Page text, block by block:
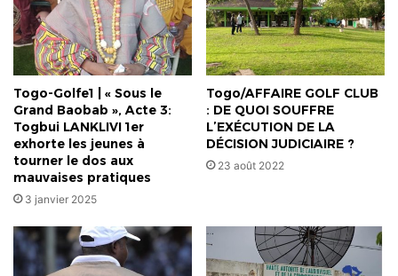
à
la
fonction
de
Semekonawo
qualité
de
Chef
pour
absence
de
Togo-Golfe1 | « Sous le
Grand Baobab », Acte 3:
Togbui LANKLIVI 1er
exhorte les jeunes à
tourner le dos aux
mauvaises pratiques
3 janvier 2025
Togo/AFFAIRE GOLF CLUB
: DE QUOI SOUFFRE
L’EXÉCUTION DE LA
DÉCISION JUDICIAIRE ?
23 août 2022